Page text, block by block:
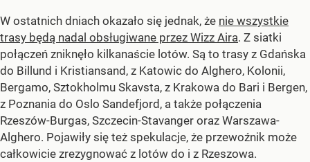
W ostatnich dniach okazało się jednak, że nie wszystkie
trasy będą nadal obsługiwane przez Wizz Aira. Z siatki
połączeń zniknęło kilkanaście lotów. Są to trasy z Gdańska
do Billund i Kristiansand, z Katowic do Alghero, Kolonii,
Bergamo, Sztokholmu Skavsta, z Krakowa do Bari i Bergen,
z Poznania do Oslo Sandefjord, a także połączenia
Rzeszów-Burgas, Szczecin-Stavanger oraz Warszawa-
Alghero. Pojawiły się też spekulacje, że przewoźnik może
całkowicie zrezygnować z lotów do i z Rzeszowa.